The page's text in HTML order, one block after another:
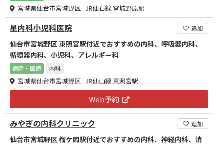
宮城県仙台市宮城野区 JR仙石線 宮城野原駅
星内科小児科医院 追加
仙台市宮城野区 東照宮駅付近でおすすめの内科、呼吸器内科、
循環器内科、小児科、アレルギー科
病院・医療 内科
宮城県仙台市宮城野区 JR仙山線 東照宮駅
Web予約
みやぎの内科クリニック 追加
仙台市宮城野区 榴ケ岡駅付近でおすすめの内科、神経内科、消